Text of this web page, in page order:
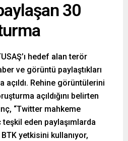
30
hedef alan terör
ve görüntü paylaştıkları
Rehine görüntülerini
açıldığını belirten
“Twitter mahkeme
teşkil eden paylaşımlarda
yetkisini kullanıyor,